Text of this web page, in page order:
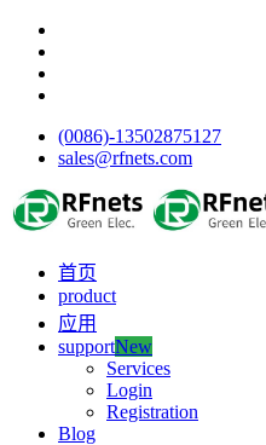
(0086)-13502875127
sales@rfnets.com
首页
product
应用
supportNew
Services
Login
Registration
Blog